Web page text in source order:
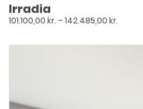
Irradia
101.100,00 kr. – 142.485,00 kr.
til
Mulighederne